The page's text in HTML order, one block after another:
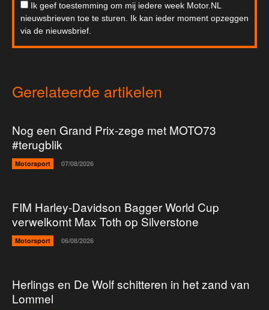
Ik geef toestemming om mij iedere week Motor.NL
nieuwsbrieven toe te sturen. Ik kan ieder moment opzeggen
via de nieuwsbrief.
Gerelateerde artikelen
Nog een Grand Prix-zege met MOTO73
#terugblik
Motorsport 07/08/2026
FIM Harley-Davidson Bagger World Cup
verwelkomt Max Toth op Silverstone
Motorsport 06/08/2026
Herlings en De Wolf schitteren in het zand van
Lommel